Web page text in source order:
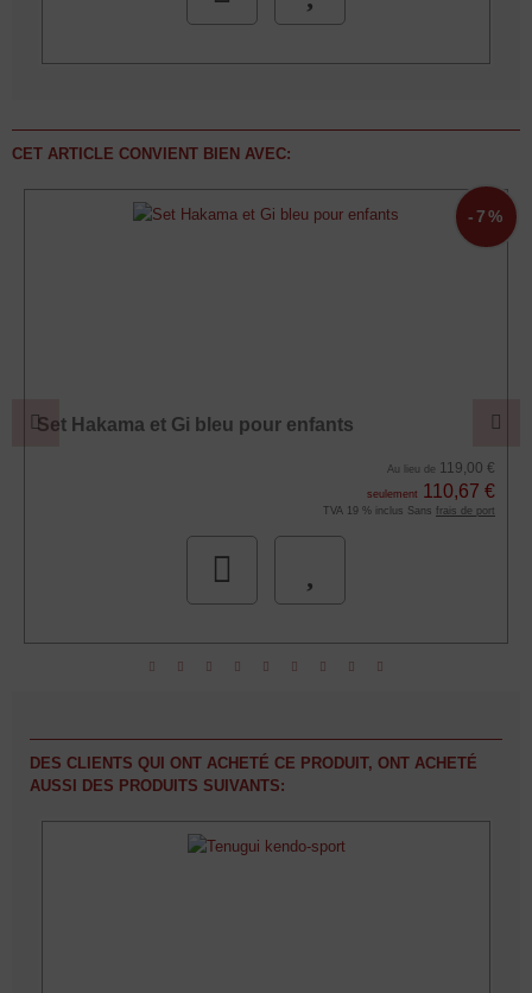
CET ARTICLE CONVIENT BIEN AVEC:
Set Hakama et Gi bleu pour enfants
Au lieu de 119,00 €
seulement 110,67 €
-7%
TVA 19 % inclus Sans frais de port
DES CLIENTS QUI ONT ACHETÉ CE PRODUIT, ONT ACHETÉ
AUSSI DES PRODUITS SUIVANTS: